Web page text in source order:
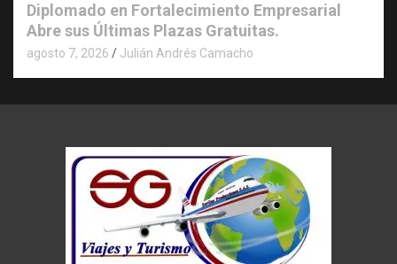
Diplomado en Fortalecimiento Empresarial
Abre sus Últimas Plazas Gratuitas.
agosto 7, 2026 Julián Andrés Camacho